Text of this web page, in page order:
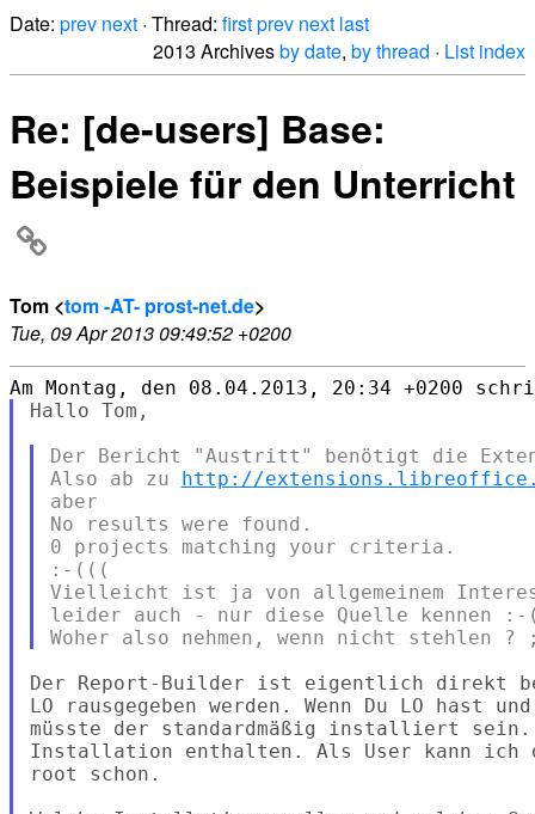
Date: prev next · Thread: firstprev next last
2013 Archivesby date, by thread · List index
Re: [de-users] Base:
Beispiele für den Unterricht
Tom <tom -AT- prost-net.de>
Tue, 09 Apr 2013 09:49:52 +0200
Hallo Tom,
Der Bericht "Austritt" benötigt die
Also ab zu http://
aber
No results were found.
0 projects matching your criteria.
:-(((
Vielleicht ist ja von allgemeinem
leider auch - nur diese Quelle kennen :-
Der Report-Builder ist eigentlich direkt
LO rausgegeben werden. Wenn Du LO hast
müsste der standardmäßig installiert
Installation enthalten. Als User kann ich
root schon.